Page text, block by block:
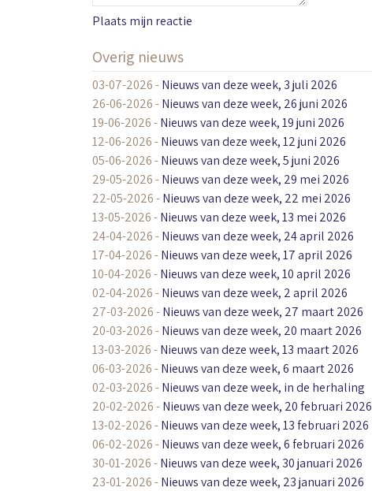
Plaats mijn reactie
Overig nieuws
03-07-2026-Nieuws van deze week, 3 juli 2026
26-06-2026-Nieuws van deze week, 26 juni 2026
19-06-2026-Nieuws van deze week, 19 juni 2026
12-06-2026-Nieuws van deze week, 12 juni 2026
05-06-2026-Nieuws van deze week, 5 juni 2026
29-05-2026-Nieuws van deze week, 29 mei 2026
22-05-2026-Nieuws van deze week, 22 mei 2026
13-05-2026-Nieuws van deze week, 13 mei 2026
24-04-2026-Nieuws van deze week, 24 april 2026
17-04-2026-Nieuws van deze week, 17 april 2026
10-04-2026-Nieuws van deze week, 10 april 2026
02-04-2026-Nieuws van deze week, 2 april 2026
27-03-2026-Nieuws van deze week, 27 maart 2026
20-03-2026-Nieuws van deze week, 20 maart 2026
13-03-2026-Nieuws van deze week, 13 maart 2026
06-03-2026-Nieuws van deze week, 6 maart 2026
02-03-2026-Nieuws van deze week, in de herhaling
20-02-2026-Nieuws van deze week, 20 februari 2026
13-02-2026-Nieuws van deze week, 13 februari 2026
06-02-2026-Nieuws van deze week, 6 februari 2026
30-01-2026-Nieuws van deze week, 30 januari 2026
23-01-2026-Nieuws van deze week, 23 januari 2026